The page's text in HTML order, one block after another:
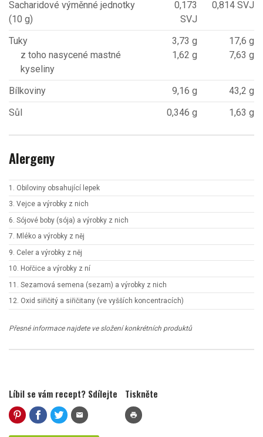
Sacharidové výměnné jednotky
(10 g)
0,173
SVJ
0,814 SVJ
Tuky
z toho nasycené mastné
kyseliny
3,73 g
1,62 g
17,6 g
7,63 g
Bílkoviny 9,16 g
43,2 g
Sůl
0,346 g 1,63 g
Alergeny
1. Obiloviny obsahující lepek
3. Vejce a výrobky z nich
6. Sójové boby (sója) a výrobky z nich
7. Mléko a výrobky z něj
9. Celer a výrobky z něj
10. Hořčice a výrobky z ní
11. Sezamová semena (sezam) a výrobky z nich
12. Oxid siřičitý a siřičitany (ve vyšších koncentracích)
Přesné informace najdete ve složení konkrétních produktů
Líbil se vám recept? Sdílejte
mail
Tiskněte
print